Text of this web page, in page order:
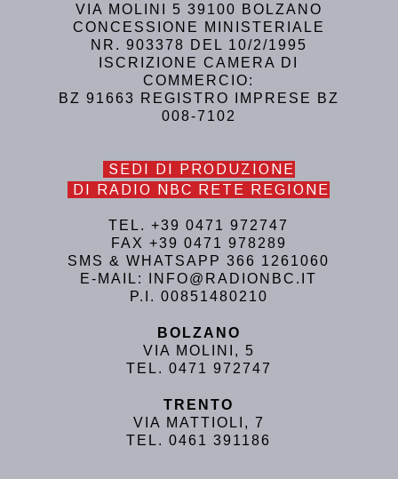
VIA MOLINI 5 39100 BOLZANO
CONCESSIONE MINISTERIALE
NR. 903378 DEL 10/2/1995
ISCRIZIONE CAMERA DI
COMMERCIO:
BZ 91663 REGISTRO IMPRESE BZ
008-7102
SEDI DI PRODUZIONE
DI RADIO NBC RETE REGIONE
TEL. +39 0471 972747
FAX +39 0471 978289
SMS & WHATSAPP 366 1261060
E-MAIL: INFO@RADIONBC.IT
P.I. 00851480210
BOLZANO
VIA MOLINI, 5
TEL. 0471 972747
TRENTO
VIA MATTIOLI, 7
TEL. 0461 391186